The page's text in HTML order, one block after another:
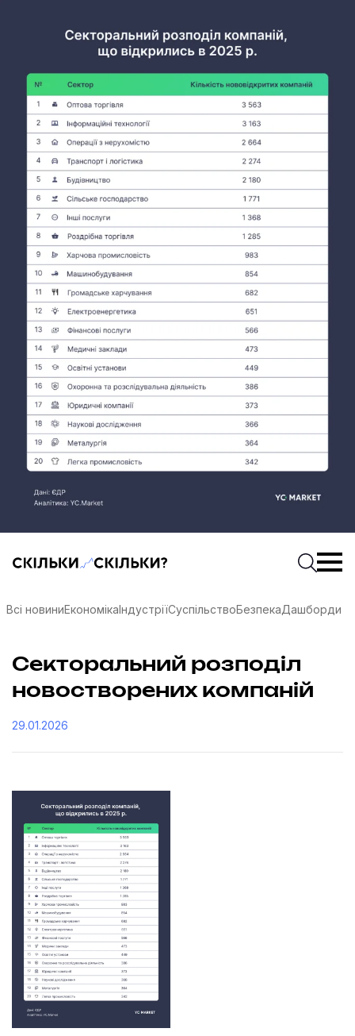
Скільки-скільки? — Медіа про суспільні даніПочати
Всі новиниЕкономікаІндустріїСуспільствоБезпекаДашборди
Секторальний розподіл
новостворених компаній
29.01.2026